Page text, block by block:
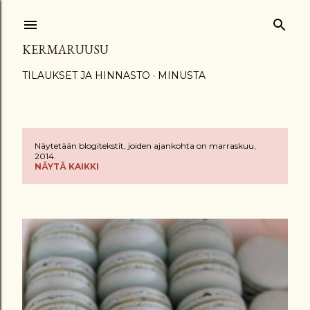
KERMARUUSU
TILAUKSET JA HINNASTO MINUSTA
T
e
k
s
t
i
Näytetään blogitekstit, joiden ajankohta on marraskuu,
2014.
NÄYTÄ KAIKKI